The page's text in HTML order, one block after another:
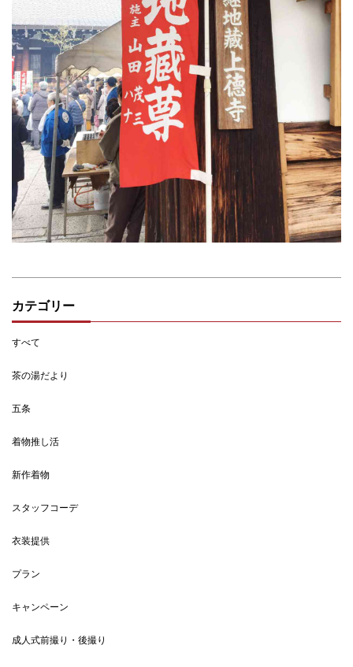
カテゴリー
すべて
茶の湯だより
五条
着物推し活
新作着物
スタッフコーデ
衣装提供
プラン
キャンペーン
成人式前撮り・後撮り